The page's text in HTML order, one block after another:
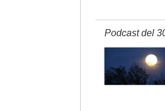
Podcast del